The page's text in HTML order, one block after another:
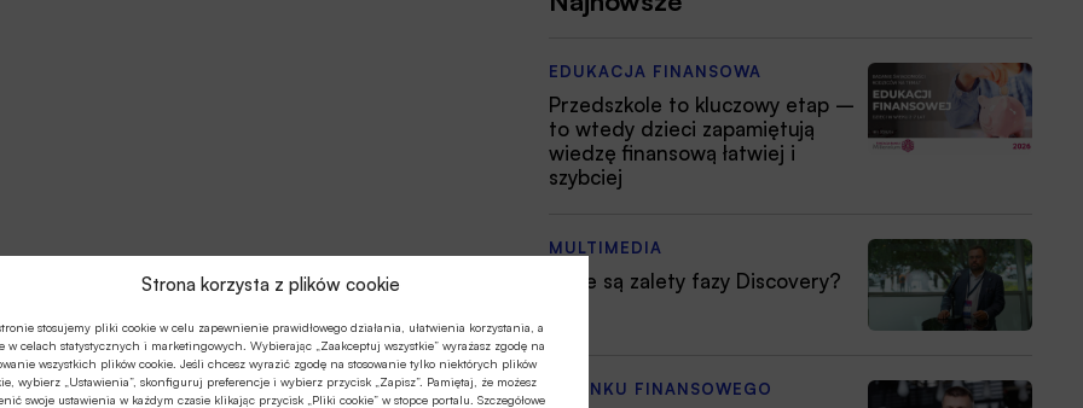
Strona korzysta z plików cookie
stosujemy pliki cookie w celu zapewnienie prawidłowego działania, ułatwienia korzystania, a
w celach statystycznych i marketingowych. Wybierając „Zaakceptuj wszystkie” wyrażasz zgodę na
wszystkich plików cookie. Jeśli chcesz wyrazić zgodę na stosowanie tylko niektórych plików
wybierz „Ustawienia”, skonfiguruj preferencje i wybierz przycisk „Zapisz”. Pamiętaj, że możesz
swoje ustawienia w każdym czasie klikając przycisk „Pliki cookie” w stopce portalu. Szczegółowe
EDUKACJA FINANSOWA
Przedszkole to kluczowy etap –
to wtedy dzieci zapamiętują
wiedzę finansową łatwiej i
szybciej
MULTIMEDIA
Jakie są zalety fazy Discovery?
Z RYNKU FINANSOWEGO